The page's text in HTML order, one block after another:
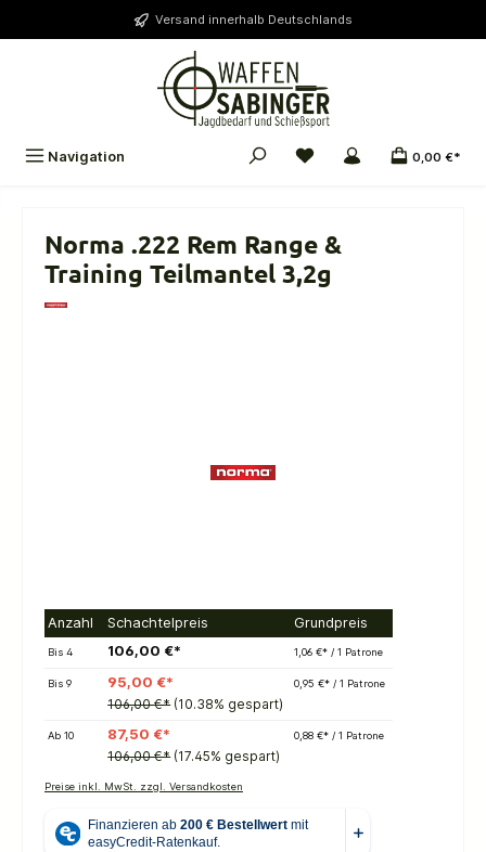
Versand innerhalb Deutschlands
Navigation 0,00 €*
Norma .222 Rem Range &
Training Teilmantel 3,2g
Anzahl Schachtelpreis Grundpreis
Bis4 106,00 €* 1,06 €* / 1 Patrone
Bis9
95,00 €*
106,00 €* (10.38% gespart)
0,95 €* / 1 Patrone
Ab10
87,50 €*
106,00 €* (17.45% gespart)
0,88 €* / 1 Patrone
Preise inkl. MwSt. zzgl. Versandkosten